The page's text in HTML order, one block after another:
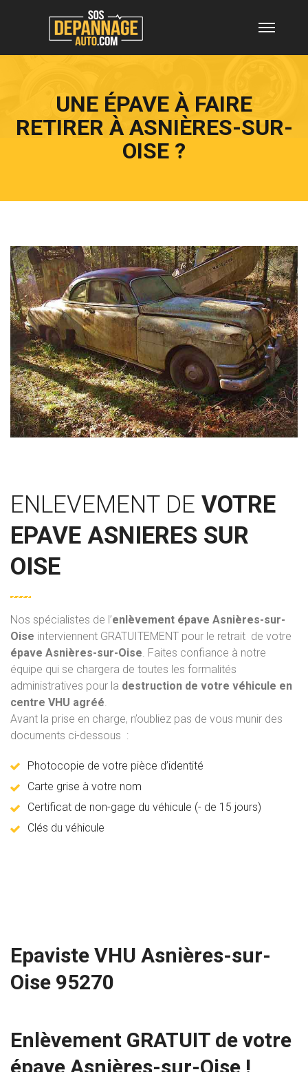
UNE ÉPAVE À FAIRE
RETIRER À ASNIÈRES-SUR-
OISE ?
ENLEVEMENT DE VOTRE
EPAVE ASNIERES SUR
OISE
Nos spécialistes de l’enlèvement épave Asnières-sur-
Oise interviennent GRATUITEMENT pour le retrait de votre
épave Asnières-sur-Oise. Faites confiance à notre
équipe qui se chargera de toutes les formalités
administratives pour la destruction de votre véhicule en
centre VHU agréé.
Avant la prise en charge, n’oubliez pas de vous munir des
documents ci-dessous :
Photocopie de votre pièce d’identité
Carte grise à votre nom
Certificat de non-gage du véhicule (- de 15 jours)
Clés du véhicule
Epaviste VHU Asnières-sur-
Oise 95270
Enlèvement GRATUIT de votre
épave Asnières-sur-Oise !